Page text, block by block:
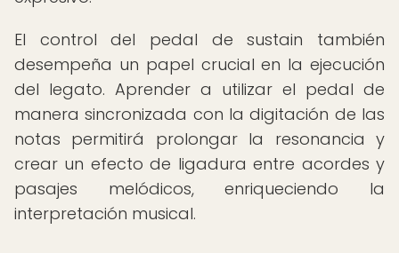
El control del pedal de sustain también
desempeña un papel crucial en la ejecución
del legato. Aprender a utilizar el pedal de
manera sincronizada con la digitación de las
notas permitirá prolongar la resonancia y
crear un efecto de ligadura entre acordes y
pasajes melódicos, enriqueciendo la
interpretación musical.